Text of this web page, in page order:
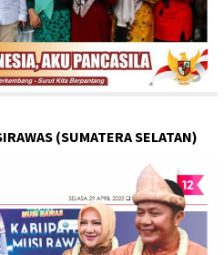
(SUMATERA SELATAN)